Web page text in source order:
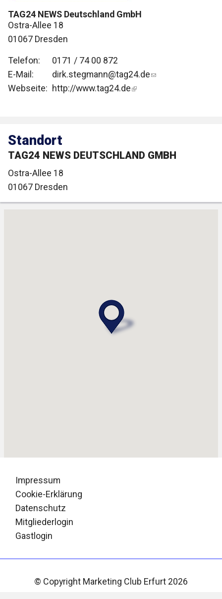
TAG24 NEWS Deutschland GmbH
Ostra-Allee 18
01067 Dresden
Telefon:
0171 / 74 00 872
E-Mail:
dirk.stegmann@tag24.de
Webseite: http://www.tag24.de
Standort
TAG24 NEWS DEUTSCHLAND GMBH
Ostra-Allee 18
01067 Dresden
Impressum
Cookie-Erklärung
Datenschutz
Mitgliederlogin
Gastlogin
© Copyright Marketing Club Erfurt 2026